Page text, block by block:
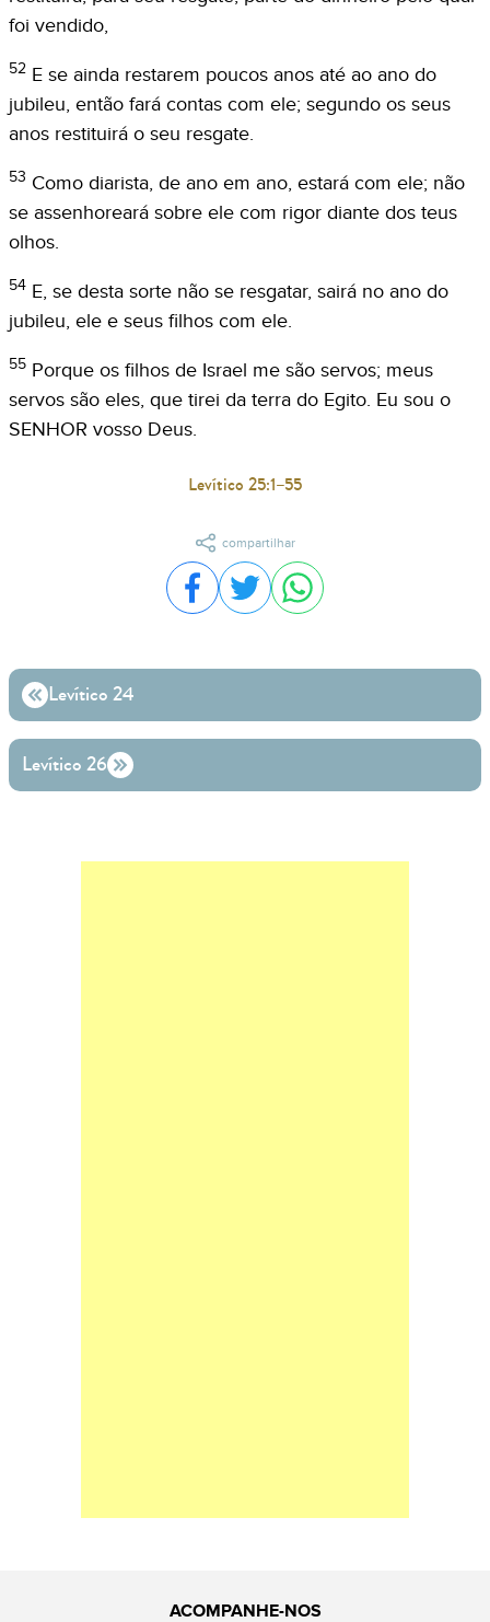
foi vendido,
52 E se ainda restarem poucos anos até ao ano do
jubileu, então fará contas com ele; segundo os seus
anos restituirá o seu resgate.
53 Como diarista, de ano em ano, estará com ele; não
se assenhoreará sobre ele com rigor diante dos teus
olhos.
54 E, se desta sorte não se resgatar, sairá no ano do
jubileu, ele e seus filhos com ele.
55 Porque os filhos de Israel me são servos; meus
servos são eles, que tirei da terra do Egito. Eu sou o
SENHOR vosso Deus.
Levítico 25:1–55
compartilhar
Compartilhar no Facebook
Compartilhar no Twitter
Compartilhar no
Levítico 24
Levítico 26
ACOMPANHE-NOS